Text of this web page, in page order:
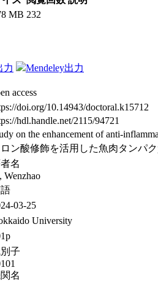
MB 232
力 Mendeley出力
access
doi.org/10.14943/doctoral.k15712
hdl.handle.net/2115/94721
on the enhancement of anti-
ロン酸修飾を活用した魚肉タンパ
名
Wenzhao
03-25
University
子
名